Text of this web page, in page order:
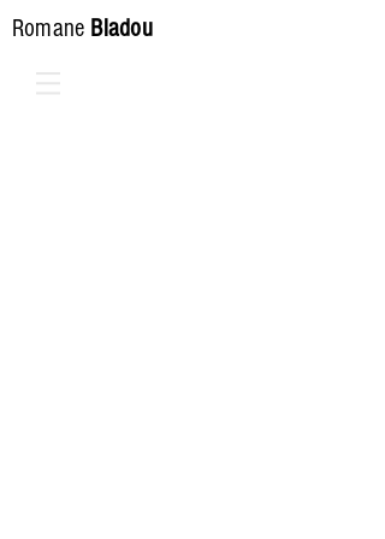
Romane Bladou